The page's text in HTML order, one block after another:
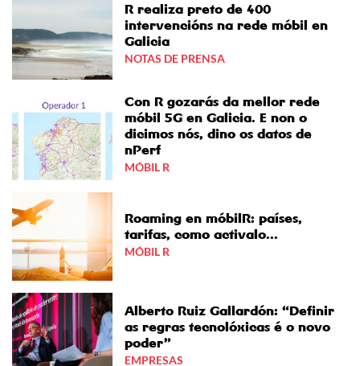
R realiza preto de 400
intervencións na rede móbil en
Galicia
NOTAS DE PRENSA
Con R gozarás da mellor rede
móbil 5G en Galicia. E non o
dicimos nós, dino os datos de
nPerf
MÓBIL R
Roaming en móbilR: países,
tarifas, como activalo...
MÓBIL R
Alberto Ruiz Gallardón: “Definir
as regras tecnolóxicas é o novo
poder”
EMPRESAS